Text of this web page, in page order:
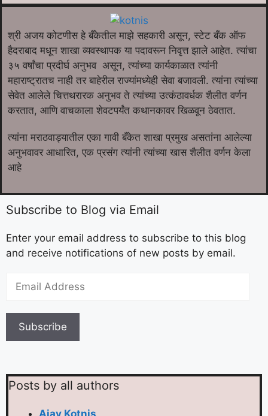
श्री अजय कोटणीस हे बँकेतील माझे सहकारी असून, स्टेट बँक ऑफ
हैदराबाद मधून शाखा व्यवस्थापक या पदावरून निवृत्त झाले आहेत. त्यांचा
३५ वर्षांचा प्रदीर्घ अनुभव असून, त्यांच्या कार्यकाळात त्यांनी
महाराष्ट्रातच नाही तर बाहेरील राज्यांमध्येही सेवा बजावली. त्यांना त्यांच्या
सेवेत आलेले चित्तथरारक अनुभव ते त्यांच्या उत्कंठावर्धक शैलीत वर्णन
करतात, आणि वाचकाला शेवटपर्यंत कथानकावर खिळवून ठेवतात.
त्यांना मराठवाड्यातील एका गावी बँकेत शाखा प्रमुख असतांना आलेल्या
अनुभवावर आधारित, एक प्रसंग त्यांनी त्यांच्या खास शैलीत वर्णन केला
आहे
Subscribe to Blog via Email
Enter your email address to subscribe to this blog
and receive notifications of new posts by email.
Subscribe
Posts by all authors
Ajay Kotnis